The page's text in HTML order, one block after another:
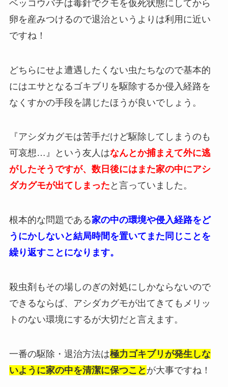
ベッコウバチは毒針でクモを仮死状態にしてから
卵を産みつけるので退治というよりは利用に近い
ですね！
どちらにせよ遭遇したくない虫たちなので基本的
にはエサとなるゴキブリを駆除するか侵入経路を
なくすかの手段を講じたほうが良いでしょう。
『アシダカグモは苦手だけど駆除してしまうのも
可哀想…』という友人はなんとか捕まえて外に逃
がしたそうですが、数日後にはまた家の中にアシ
ダカグモが出てしまった と言っていました。
根本的な問題である家の中の環境や侵入経路をど
うにかしないと結局時間を置いてまた同じことを
繰り返すことになります。
殺虫剤もその場しのぎの対処にしかならないので
できるならば、アシダカグモが出てきてもメリッ
トのない環境にするが大切だと言えます。
一番の駆除・退治方法は極力ゴキブリが発生しな
いように家の中を清潔に保つこと が大事ですね！